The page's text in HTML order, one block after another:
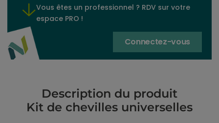
Vous êtes un professionnel ? RDV sur votre
espace PRO !
Connectez-vous
Description du produit
Kit de chevilles universelles